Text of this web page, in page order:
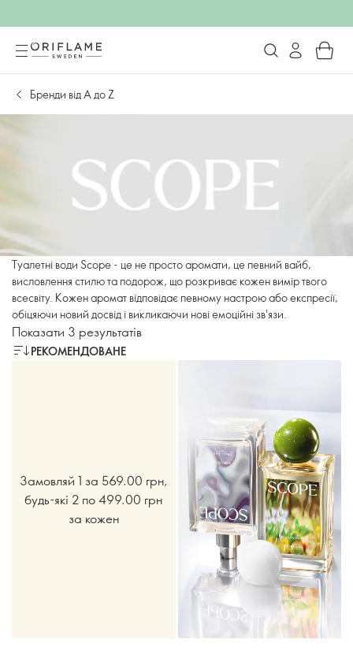
Бренди від А до Z
Туалетні води Scope - це не просто аромати, це певний вайб,
висловлення стилю та подорож, що розкриває кожен вимір твого
всесвіту. Кожен аромат відповідає певному настрою або експресії,
обіцяючи новий досвід і викликаючи нові емоційні зв'язи.
Показати 3 результатів
РЕКОМЕНДОВАНЕ
Замовляй 1 за 569.00 грн,
будь-які 2 по 499.00 грн
за кожен